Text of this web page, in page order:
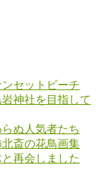
セットビーチ
神社を目指して
ぬ人気者たち
斎の花鳥画集
再会しました